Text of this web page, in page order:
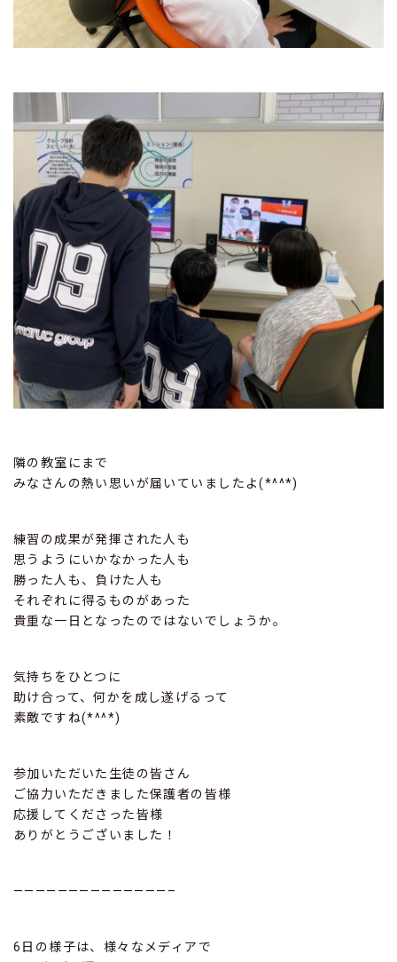
隣の教室にまで
みなさんの熱い思いが届いていましたよ(*^^*)
練習の成果が発揮された人も
思うようにいかなかった人も
勝った人も、負けた人も
それぞれに得るものがあった
貴重な一日となったのではないでしょうか。
気持ちをひとつに
助け合って、何かを成し遂げるって
素敵ですね(*^^*)
参加いただいた生徒の皆さん
ご協力いただきました保護者の皆様
応援してくださった皆様
ありがとうございました！
——————————————–
6日の様子は、様々なメディアで